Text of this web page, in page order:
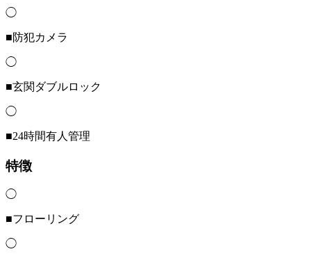
◯
■防犯カメラ
◯
■玄関ダブルロック
◯
■24時間有人管理
特徴
◯
■フローリング
◯